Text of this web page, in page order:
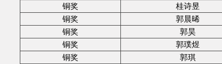
铜奖
桂诗昱
铜奖
郭晨晞
铜奖
郭昊
铜奖
郭璞煜
铜奖
郭琪